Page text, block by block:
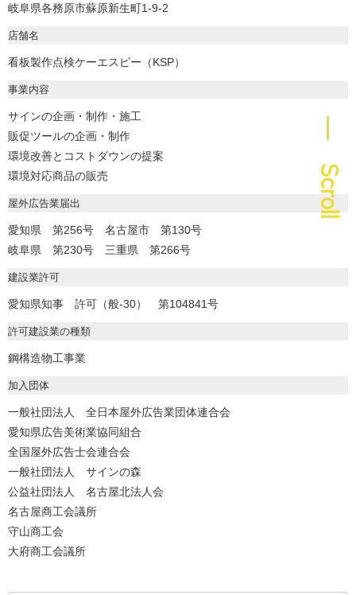
― Scroll
岐阜県各務原市蘇原新生町1-9-2
店舗名
看板製作点検ケーエスピー（KSP）
事業内容
サインの企画・制作・施工
販促ツールの企画・制作
環境改善とコストダウンの提案
環境対応商品の販売
屋外広告業届出
愛知県 第256号 名古屋市 第130号
岐阜県 第230号 三重県 第266号
建設業許可
愛知県知事 許可（般-30） 第104841号
許可建設業の種類
鋼構造物工事業
加入団体
一般社団法人 全日本屋外広告業団体連合会
愛知県広告美術業協同組合
全国屋外広告士会連合会
一般社団法人 サインの森
公益社団法人 名古屋北法人会
名古屋商工会議所
守山商工会
大府商工会議所